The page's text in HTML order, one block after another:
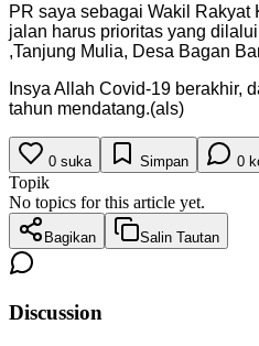
PR saya sebagai Wakil
jalan harus prioritas yang
,Tanjung Mulia, Desa Bagan
Insya Allah Covid-19 berakhir,
tahun mendatang.(als)
0 suka Simpan 0
Topik
No topics for this article yet.
Bagikan Salin Tautan
Discussion